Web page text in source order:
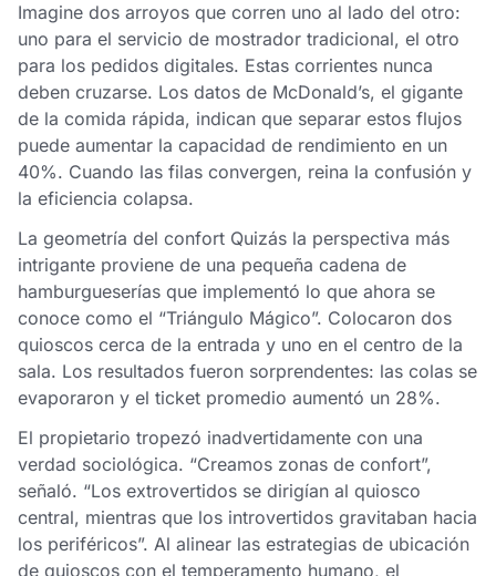
Imagine dos arroyos que corren uno al lado del otro:
uno para el servicio de mostrador tradicional, el otro
para los pedidos digitales. Estas corrientes nunca
deben cruzarse. Los datos de McDonald’s, el gigante
de la comida rápida, indican que separar estos flujos
puede aumentar la capacidad de rendimiento en un
40%. Cuando las filas convergen, reina la confusión y
la eficiencia colapsa.
La geometría del confort Quizás la perspectiva más
intrigante proviene de una pequeña cadena de
hamburgueserías que implementó lo que ahora se
conoce como el “Triángulo Mágico”. Colocaron dos
quioscos cerca de la entrada y uno en el centro de la
sala. Los resultados fueron sorprendentes: las colas se
evaporaron y el ticket promedio aumentó un 28%.
El propietario tropezó inadvertidamente con una
verdad sociológica. “Creamos zonas de confort”,
señaló. “Los extrovertidos se dirigían al quiosco
central, mientras que los introvertidos gravitaban hacia
los periféricos”. Al alinear las estrategias de ubicación
de quioscos con el temperamento humano, el